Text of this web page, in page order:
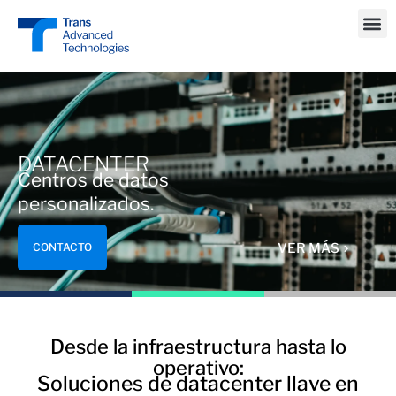
DATACENTER
Centros de datos
personalizados.
CONTACTO VER MÁS
Desde la infraestructura hasta lo
operativo:
Soluciones de datacenter llave en